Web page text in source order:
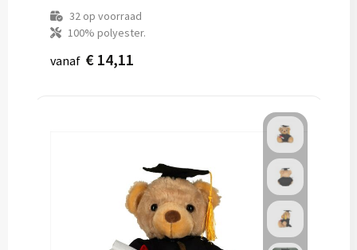
32op voorraad
100% polyester.
vanaf € 14,11